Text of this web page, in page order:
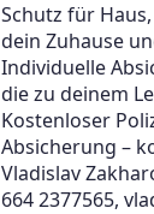
Schutz für
dein Zuhause
Individuelle
die zu deinem
Kostenloser
Absicherung –
Vladislav
664 2377565,